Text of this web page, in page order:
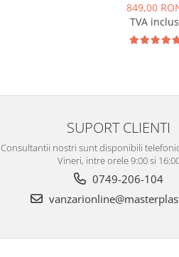
849,00
TVA inclus
SUPORT CLIENTI
Consultantii nostri sunt disponibili
Vineri, intre orele 9:00 si
0749-206-104